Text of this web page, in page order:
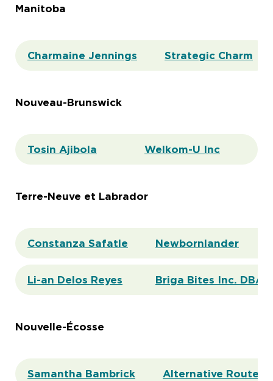
Manitoba
Charmaine Jennings Strategic Charm
Nouveau-Brunswick
Tosin Ajibola Welkom-U Inc
Terre-Neuve et Labrador
Constanza Safatle Newbornlander
Li-an Delos Reyes Briga Bites Inc. DBA
Nouvelle-Écosse
Samantha Bambrick Alternative Routes